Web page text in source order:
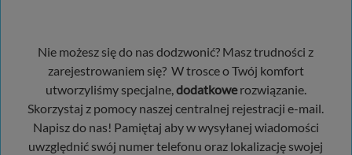
Nie możesz się do nas dodzwonić? Masz trudności z
zarejestrowaniem się? W trosce o Twój komfort
utworzyliśmy specjalne,dodatkowerozwiązanie.
Skorzystaj z pomocy naszej centralnej rejestracji e-mail.
Napisz do nas! Pamiętaj aby w wysyłanej wiadomości
uwzględnić swój numer telefonu oraz lokalizację swojej